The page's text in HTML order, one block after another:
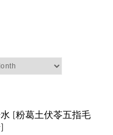
[粉葛土伏苓五指毛